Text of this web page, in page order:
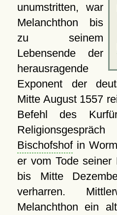
unumstritten, war
Melanchthon bis
zu seinem
Lebensende der
herausragende
Exponent der
Mitte August 1557
Befehl des
Bischofshofin
er vom Tode seiner
bis Mitte
verharren.
Melanchthon ein